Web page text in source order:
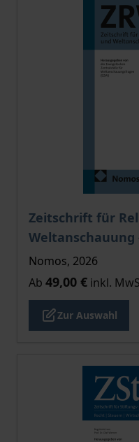
Zeitschrift für
Weltanschauung
Der Preis dieses
Nomos, 2026
Ab 49,00 € inkl.
Zur Auswahl